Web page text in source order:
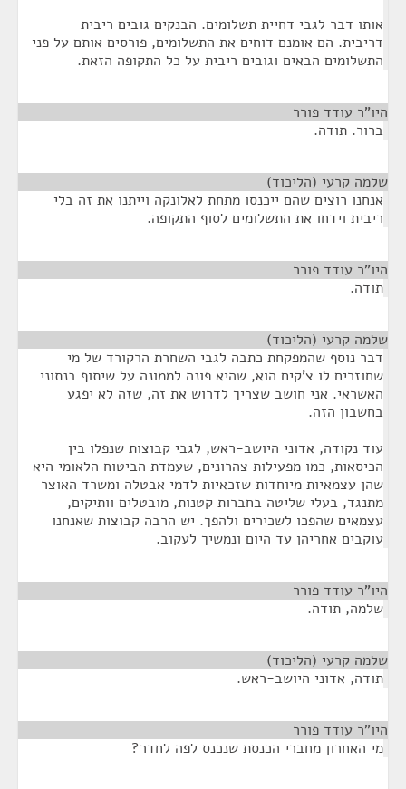
אותו דבר לגבי דחיית תשלומים. הבנקים גובים ריבית
דריבית. הם אומנם דוחים את התשלומים, פורסים אותם על פני
התשלומים הבאים וגובים ריבית על כל התקופה הזאת.
היו"ר עודד פורר
ברור. תודה.
שלמה קרעי (הליכוד)
אנחנו רוצים שהם ייכנסו מתחת לאלונקה וייתנו את זה בלי
ריבית וידחו את התשלומים לסוף התקופה.
היו"ר עודד פורר
תודה.
שלמה קרעי (הליכוד)
דבר נוסף שהמפקחת כתבה לגבי השחרת הרקורד של מי
שחוזרים לו צ'קים הוא, שהיא פונה לממונה על שיתוף בנתוני
האשראי. אני חושב שצריך לדרוש את זה, שזה לא יפגע
בחשבון הזה.
עוד נקודה, אדוני היושב-ראש, לגבי קבוצות שנפלו בין
הכיסאות, כמו מפעילות צהרונים, שעמדת הביטוח הלאומי היא
שהן עצמאיות מיוחדות שזכאיות לדמי אבטלה ומשרד האוצר
מתנגד, בעלי שליטה בחברות קטנות, מובטלים וותיקים,
עצמאים שהפכו לשכירים ולהפך. יש הרבה קבוצות שאנחנו
עוקבים אחריהן עד היום ונמשיך לעקוב.
היו"ר עודד פורר
שלמה, תודה.
שלמה קרעי (הליכוד)
תודה, אדוני היושב-ראש.
היו"ר עודד פורר
מי האחרון מחברי הכנסת שנכנס לפה לחדר?